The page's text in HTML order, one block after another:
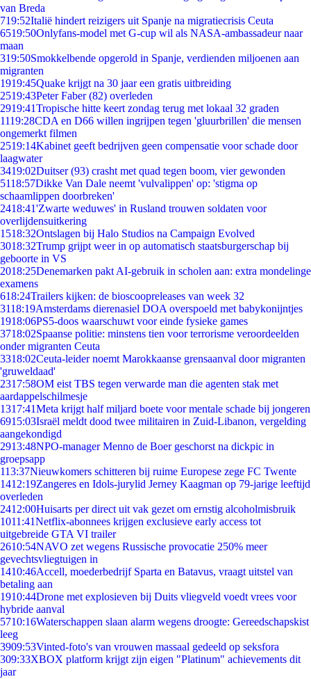
van Breda
719:52Italië hindert reizigers uit Spanje na migratiecrisis Ceuta
6519:50Onlyfans-model met G-cup wil als NASA-ambassadeur naar
maan
319:50Smokkelbende opgerold in Spanje, verdienden miljoenen aan
migranten
1919:45Quake krijgt na 30 jaar een gratis uitbreiding
2519:43Peter Faber (82) overleden
2919:41Tropische hitte keert zondag terug met lokaal 32 graden
1119:28CDA en D66 willen ingrijpen tegen 'gluurbrillen' die mensen
ongemerkt filmen
2519:14Kabinet geeft bedrijven geen compensatie voor schade door
laagwater
3419:02Duitser (93) crasht met quad tegen boom, vier gewonden
5118:57Dikke Van Dale neemt 'vulvalippen' op: 'stigma op
schaamlippen doorbreken'
2418:41'Zwarte weduwes' in Rusland trouwen soldaten voor
overlijdensuitkering
1518:32Ontslagen bij Halo Studios na Campaign Evolved
3018:32Trump grijpt weer in op automatisch staatsburgerschap bij
geboorte in VS
2018:25Denemarken pakt AI-gebruik in scholen aan: extra mondelinge
examens
618:24Trailers kijken: de bioscoopreleases van week 32
3118:19Amsterdams dierenasiel DOA overspoeld met babykonijntjes
1918:06PS5-doos waarschuwt voor einde fysieke games
3718:02Spaanse politie: minstens tien voor terrorisme veroordeelden
onder migranten Ceuta
3318:02Ceuta-leider noemt Marokkaanse grensaanval door migranten
'gruweldaad'
2317:58OM eist TBS tegen verwarde man die agenten stak met
aardappelschilmesje
1317:41Meta krijgt half miljard boete voor mentale schade bij jongeren
6915:03Israël meldt dood twee militairen in Zuid-Libanon, vergelding
aangekondigd
2913:48NPO-manager Menno de Boer geschorst na dickpic in
groepsapp
113:37Nieuwkomers schitteren bij ruime Europese zege FC Twente
1412:19Zangeres en Idols-jurylid Jerney Kaagman op 79-jarige leeftijd
overleden
2412:00Huisarts per direct uit vak gezet om ernstig alcoholmisbruik
1011:41Netflix-abonnees krijgen exclusieve early access tot
uitgebreide GTA VI trailer
2610:54NAVO zet wegens Russische provocatie 250% meer
gevechtsvliegtuigen in
1410:46Accell, moederbedrijf Sparta en Batavus, vraagt uitstel van
betaling aan
1910:44Drone met explosieven bij Duits vliegveld voedt vrees voor
hybride aanval
5710:16Waterschappen slaan alarm wegens droogte: Gereedschapskist
leeg
3909:53Vinted-foto's van vrouwen massaal gedeeld op seksfora
309:33XBOX platform krijgt zijn eigen "Platinum" achievements dit
jaar